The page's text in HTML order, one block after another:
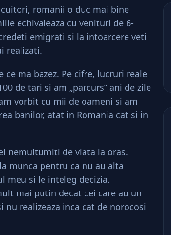
romanii o duc mai bine
echivaleaza cu venituri de 6-
emigrati si la intoarcere veti
realizati.
ma bazez. Pe cifre, lucruri reale
de tari si am „parcurs” ani de zile
vorbit cu mii de oameni si am
banilor, atat in Romania cat si in
nemultumiti de viata la oras.
munca pentru ca nu au alta
meu si le inteleg decizia.
mai putin decat cei care au un
realizeaza inca cat de norocosi